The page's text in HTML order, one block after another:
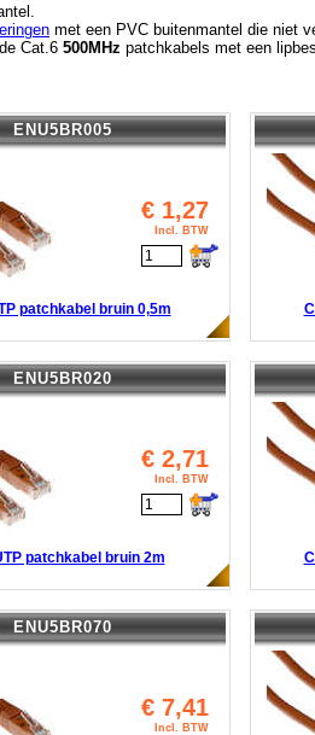
met een PVC buitenmantel die niet
Cat.6 500MHz patchkabels met een
ENU5BR005
€ 1,27
Incl. BTW
patchkabel bruin 0,5m
ENU5BR020
€ 2,71
Incl. BTW
patchkabel bruin 2m
ENU5BR070
€ 7,41
Incl. BTW